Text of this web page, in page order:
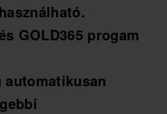
GOLD365 progam